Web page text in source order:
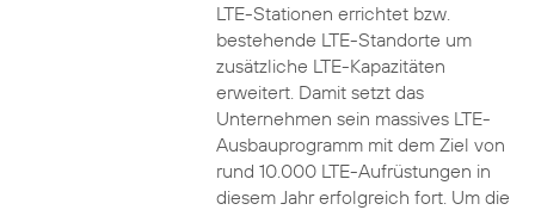
LTE-Stationen errichtet bzw.
bestehende LTE-Standorte um
zusätzliche LTE-Kapazitäten
erweitert. Damit setzt das
Unternehmen sein massives LTE-
Ausbauprogramm mit dem Ziel von
rund 10.000 LTE-Aufrüstungen in
diesem Jahr erfolgreich fort. Um die